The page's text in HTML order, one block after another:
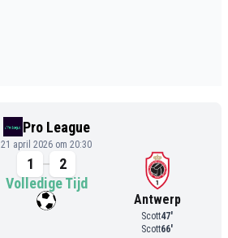
Pro League
21 april 2026 om 20:30
1
2
Volledige Tijd
Antwerp
Scott47'
Scott66'